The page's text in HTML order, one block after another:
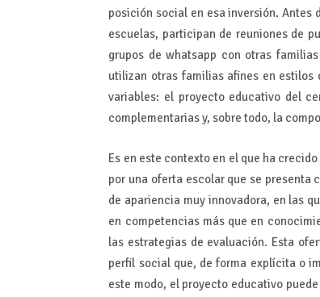
posición social en esa inversión. Antes
escuelas, participan de reuniones de
grupos de whatsapp con otras
utilizan otras familias afines en
variables: el proyecto educativo del
complementarias y, sobre todo, la
Es en este contexto en el que ha
por una oferta escolar que se presenta
de apariencia muy innovadora, en las
en competencias más que en
las estrategias de evaluación. Esta
perfil social que, de forma explícita o
este modo, el proyecto educativo